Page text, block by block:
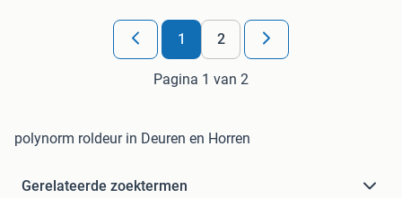
1 2
Pagina 1 van 2
polynorm roldeur in Deuren en Horren
Gerelateerde zoektermen